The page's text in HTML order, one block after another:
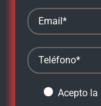
Acepto la